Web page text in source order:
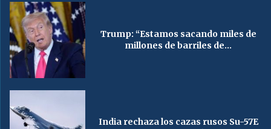
Trump: “Estamos sacando miles de
millones de barriles de...
India rechaza los cazas rusos Su-57E